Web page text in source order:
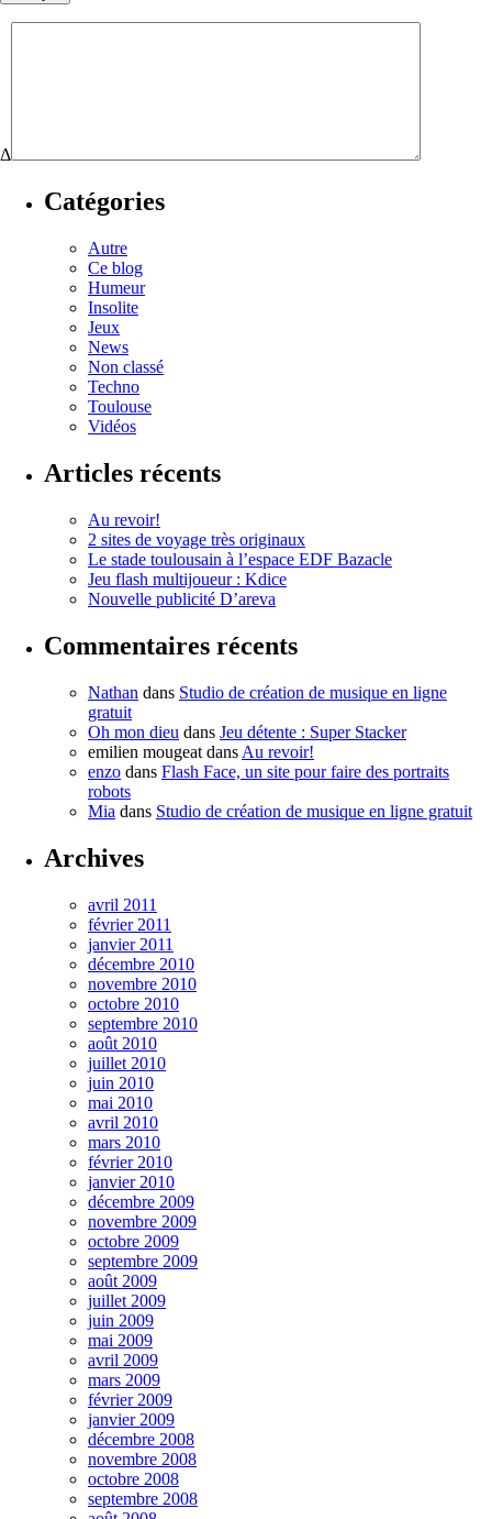
Δ
Catégories
Autre
Ce blog
Humeur
Insolite
Jeux
News
Non classé
Techno
Toulouse
Vidéos
Articles récents
Au revoir!
2 sites de voyage très originaux
Le stade toulousain à l’espace EDF Bazacle
Jeu flash multijoueur : Kdice
Nouvelle publicité D’areva
Commentaires récents
Nathan dans Studio de création de musique en ligne
gratuit
Oh mon dieu dans Jeu détente : Super Stacker
emilien mougeat dans Au revoir!
enzo dans Flash Face, un site pour faire des portraits
robots
Mia dans Studio de création de musique en ligne gratuit
Archives
avril 2011
février 2011
janvier 2011
décembre 2010
novembre 2010
octobre 2010
septembre 2010
août 2010
juillet 2010
juin 2010
mai 2010
avril 2010
mars 2010
février 2010
janvier 2010
décembre 2009
novembre 2009
octobre 2009
septembre 2009
août 2009
juillet 2009
juin 2009
mai 2009
avril 2009
mars 2009
février 2009
janvier 2009
décembre 2008
novembre 2008
octobre 2008
septembre 2008